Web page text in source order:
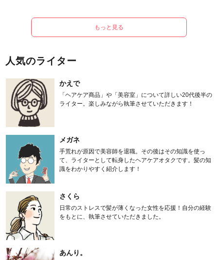
もっと見る
人気のライター
かえで
「ヘアケア商品」や「美容室」について詳しい20代後半の
ライター。楽しみながら執筆させていただきます！
メガネ
手荒れが原因で美容師を退職。その後はその知識を使っ
て、ライターとして転身したヘアケアオタクです。髪の知
識をわかりやすく紹介します！
さくら
日常のストレスで髪が薄くなった女性を応援！自分の経験
をもとに、執筆させていただきました。
あんり。